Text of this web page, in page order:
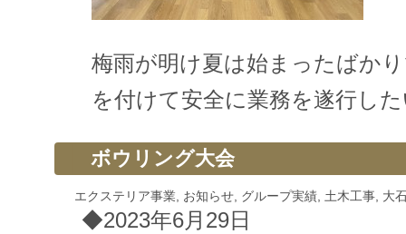
梅雨が明け夏は始まったばか
を付けて安全に業務を遂行し
ボウリング大会
エクステリア事業 お知らせ グループ実績 土木工事 大
◆2023年6月29日